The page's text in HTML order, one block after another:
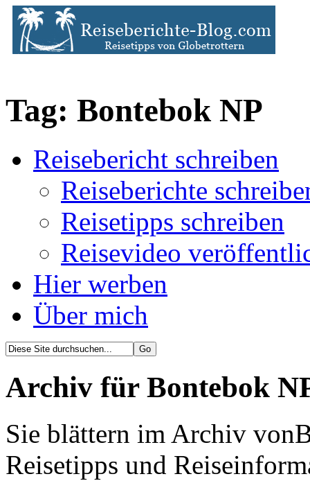
Tag: Bontebok NP
Reisebericht schreiben
Reiseberichte
Reisetipps schreiben
Reisevideo
Hier werben
Über mich
Archiv für Bontebok
Sie blättern im Archiv
Reisetipps und